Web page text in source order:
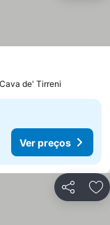
de' Tirreni
Ver preços
Partilhar